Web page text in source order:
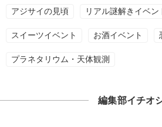
アジサイの見頃 リアル謎解きイベン
スイーツイベント お酒イベント
プラネタリウム・天体観測
編集部イチオ